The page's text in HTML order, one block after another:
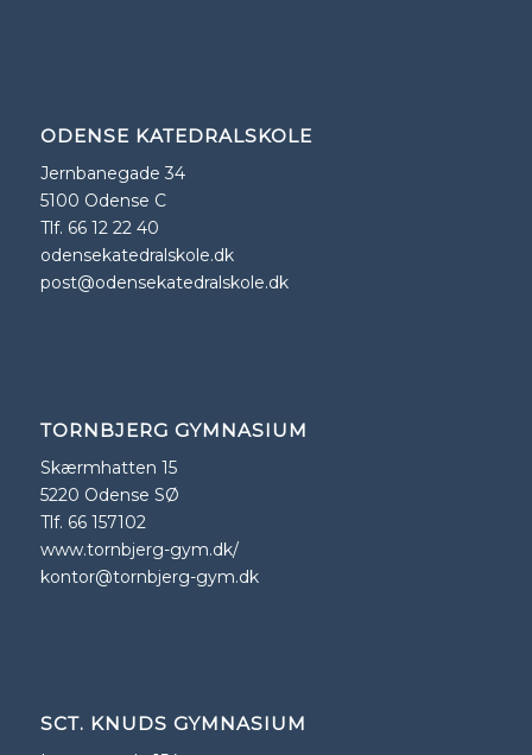
ODENSE KATEDRALSKOLE
Jernbanegade 34
5100 Odense C
Tlf. 66 12 22 40
odensekatedralskole.dk
post@odensekatedralskole.dk
TORNBJERG GYMNASIUM
Skærmhatten 15
5220 Odense SØ
Tlf. 66 157102
www.tornbjerg-gym.dk/
kontor@tornbjerg-gym.dk
SCT. KNUDS GYMNASIUM